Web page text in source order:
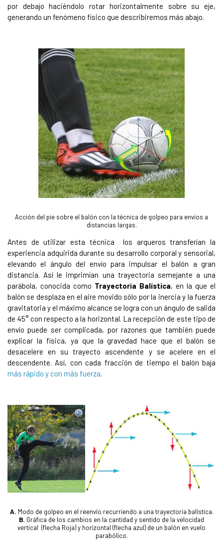
por debajo haciéndolo rotar horizontalmente sobre su eje,
generando un fenómeno físico que describiremos más abajo.
Acción del pie sobre el balón con la técnica de golpeo para envíos a
distancias largas.
Antes de utilizar esta técnica los arqueros transferían la
experiencia adquirida durante su desarrollo corporal y sensorial,
elevando el ángulo del envío para impulsar el balón a gran
distancia. Así le imprimían una trayectoria semejante a una
parábola, conocida como Trayectoria Balística, en la que el
balón se desplaza en el aire movido sólo por la inercia y la fuerza
gravitatoria y el máximo alcance se logra con un ángulo de salida
de 45° con respecto a la horizontal. La recepción de este tipo de
envío puede ser complicada, por razones que también puede
explicar la física, ya que la gravedad hace que el balón se
desacelere en su trayecto ascendente y se acelere en el
descendente. Así, con cada fracción de tiempo el balón baja
más rápido y con más fuerza.
A. Modo de golpeo en el reenvío recurriendo a una trayectoria balística.
B. Gráfica de los cambios en la cantidad y sentido de la velocidad
vertical (flecha Roja) y horizontal (flecha azul) de un balón en vuelo
parabólico.